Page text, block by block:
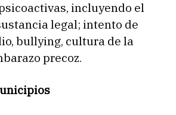
incluyendo el
legal; intento de
bullying, cultura de la
precoz.